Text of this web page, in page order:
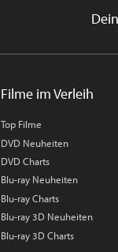
Filme im Verleih
Top Filme
DVD Neuheiten
DVD Charts
Blu-ray Neuheiten
Blu-ray Charts
Blu-ray 3D Neuheiten
Blu-ray 3D Charts